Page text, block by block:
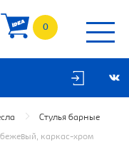
0
Стулья барные
каркас-хром